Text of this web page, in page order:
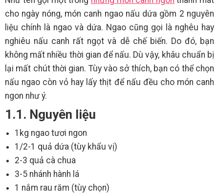
cho ngày nóng, món canh ngao nấu dứa gồm 2 nguyên
liệu chính là ngao và dứa. Ngao cũng gọi là nghêu hay
nghiêu nấu canh rất ngọt và dễ chế biến. Do đó, bạn
không mất nhiều thời gian để nấu. Dù vậy, khâu chuẩn bị
lại mất chút thời gian. Tùy vào sở thích, bạn có thể chọn
nấu ngao còn vỏ hay lấy thịt để nấu đều cho món canh
ngon như ý.
1.1. Nguyên liệu
1kg ngao tươi ngon
1/2-1 quả dứa (tùy khẩu vị)
2-3 quả cà chua
3-5 nhánh hành lá
1 nắm rau răm (tùy chọn)